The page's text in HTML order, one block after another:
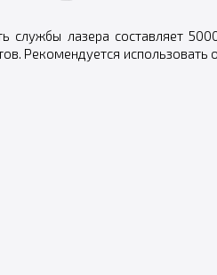
службы лазера составляет
Рекомендуется